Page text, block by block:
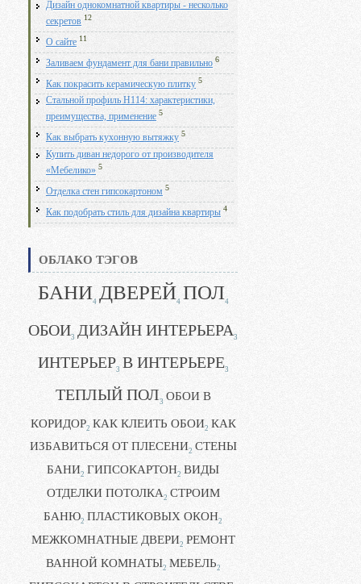
Дизайн однокомнатной квартиры - несколько
секретов 12
О сайте 11
Заливаем фундамент для бани правильно 6
Как покрасить керамическую плитку 5
Стальной профиль Н114: характеристики,
преимущества, применение 5
Как выбрать кухонную вытяжку 5
Купить диван недорого от производителя
«Мебелико» 5
Отделка стен гипсокартоном 5
Как подобрать стиль для дизайна квартиры 4
ОБЛАКО ТЭГОВ
БАНИ4 ДВЕРЕЙ4 ПОЛ4
ОБОИ3 ДИЗАЙН ИНТЕРЬЕРА3
ИНТЕРЬЕР3 В ИНТЕРЬЕРЕ3
ТЕПЛЫЙ ПОЛ3 ОБОИ В
КОРИДОР2 КАК КЛЕИТЬ ОБОИ2 КАК
ИЗБАВИТЬСЯ ОТ ПЛЕСЕНИ2 СТЕНЫ
БАНИ2 ГИПСОКАРТОН2 ВИДЫ
ОТДЕЛКИ ПОТОЛКА2 СТРОИМ
БАНЮ2 ПЛАСТИКОВЫХ ОКОН2
МЕЖКОМНАТНЫЕ ДВЕРИ2 РЕМОНТ
ВАННОЙ КОМНАТЫ2 МЕБЕЛЬ2